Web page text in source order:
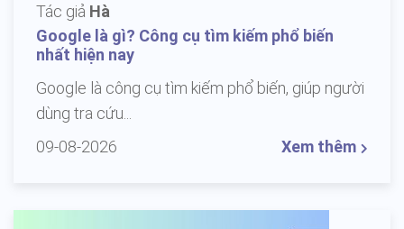
Tác giả Hà
Google là gì? Công cụ tìm kiếm phổ biến
nhất hiện nay
Google là công cụ tìm kiếm phổ biến, giúp người
dùng tra cứu...
09-08-2026
Xem thêm